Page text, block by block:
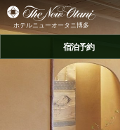
ホテルニューオータニ博多
宿泊予約